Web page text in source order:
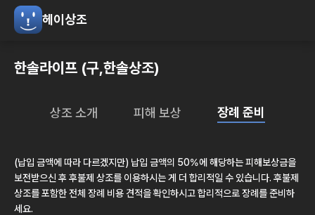
헤이상조
한솔라이프 (구,한솔상조)
상조 소개 피해 보상 장례 준비
(납입 금액에 따라 다르겠지만) 납입 금액의 50%에 해당하는 피해보상금을
보전받으신 후 후불제 상조를 이용하시는 게 더 합리적일 수 있습니다. 후불제
상조를 포함한 전체 장례 비용 견적을 확인하시고 합리적으로 장례를 준비하
세요.